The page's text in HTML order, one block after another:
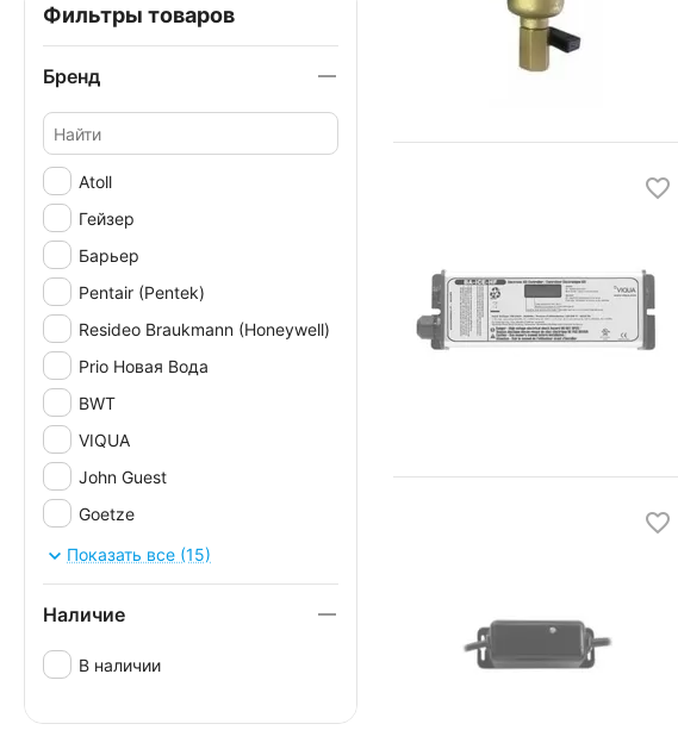
Фильтры товаров
Бренд
Atoll
Гейзер
Барьер
Pentair (Pentek)
Resideo Braukmann (Honeywell)
Prio Новая Вода
BWT
VIQUA
John Guest
Goetze
AQUA
Аквабрайт
ITAP
WATTS
Показать все (15)
Наличие
В наличии